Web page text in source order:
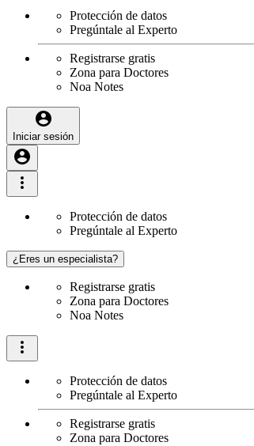
Protección de datos
Pregúntale al Experto
Registrarse gratis
Zona para Doctores
Noa Notes
Iniciar sesión
Protección de datos
Pregúntale al Experto
¿Eres un especialista?
Registrarse gratis
Zona para Doctores
Noa Notes
Protección de datos
Pregúntale al Experto
Registrarse gratis
Zona para Doctores